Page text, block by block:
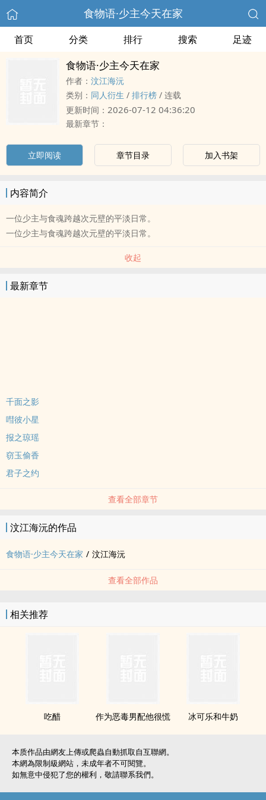
食物语·少主今天在家
首页 分类 排行 搜索 足迹
食物语·少主今天在家
作者： 汶江海沅
类别： 同人衍生 / 排行榜 / 连载
更新时间： 2026-07-12 04:36:20
最新章节：
立即阅读 章节目录 加入书架
内容简介
一位少主与食魂跨越次元壁的平淡日常。
一位少主与食魂跨越次元壁的平淡日常。
收起
最新章节
千面之影
嘒彼小星
报之琼瑶
窃玉偷香
君子之约
查看全部章节
汶江海沅的作品
食物语·少主今天在家 / 汶江海沅
查看全部作品
相关推荐
吃醋 作为恶毒男配他很慌 冰可乐和牛奶
本质作品由網友上傳或爬蟲自動抓取自互聯網。
本網為限制級網站，未成年者不可閱覽。
如無意中侵犯了您的權利，敬請聯系我們。